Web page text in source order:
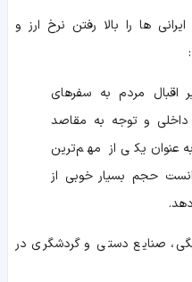
ها را بالا رفتن نرخ ارز و
اقبال مردم به سفرهای
و توجه به مقاصد
یکی از مهم‌ترین
حجم بسیار خوبی از
صنایع دستی و گردشگری در